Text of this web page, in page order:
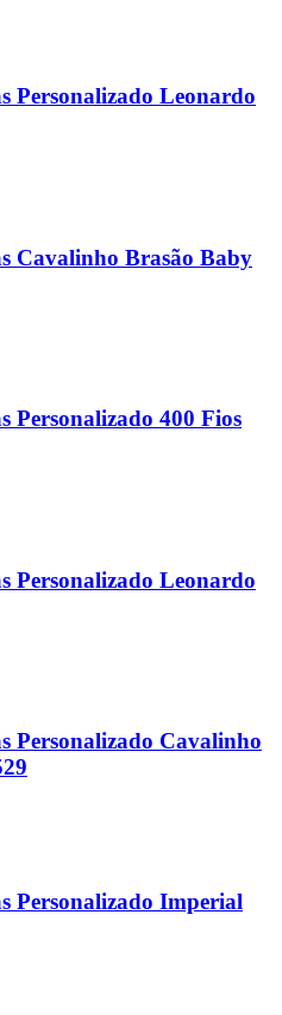
Personalizado Leonardo
Cavalinho Brasão Baby
Personalizado 400 Fios
Personalizado Leonardo
Personalizado Cavalinho
Personalizado Imperial